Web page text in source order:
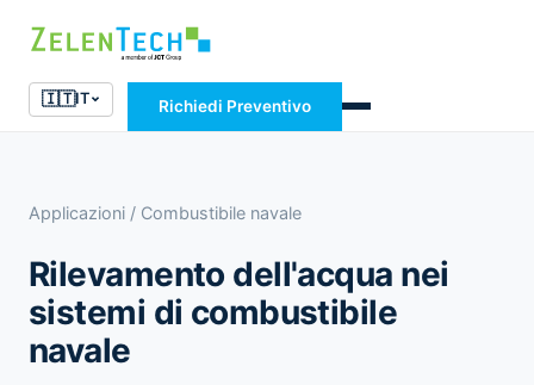
🇮🇹IT Richiedi Preventivo
Applicazioni / Combustibile navale
Rilevamento dell'acqua nei
sistemi di combustibile
navale